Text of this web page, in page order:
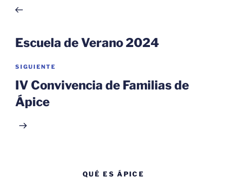
entradas
anterior:
Escuela de Verano 2024
Siguiente
entrada
SIGUIENTE
IV Convivencia de Familias de
Ápice
QUÉ ES ÁPICE